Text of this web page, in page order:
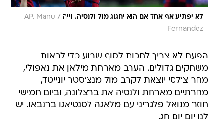
לא יפתיע אף אחד אם הוא יחגוג מול ולנסיה. וייה /
AP, Manu
Fernandez
הפעם לא צריך לחכות לסוף שבוע כדי לראות
משחקים גדולים. הערב מארחת מילאן את נאפולי,
מחר צ'לסי יוצאת לקרב מול מנצ'סטר יונייטד,
מחרתיים מארחת ולנסיה את ברצלונה, וביום חמישי
חוזר מנואל פלגריני עם מלאגה לסנטיאגו ברנבאו. יש
לנו יום יום חג.